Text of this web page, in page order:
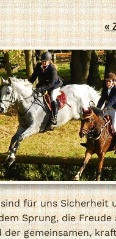
«
für uns Sicherheit
Sprung, die Freude
der gemeinsamen,